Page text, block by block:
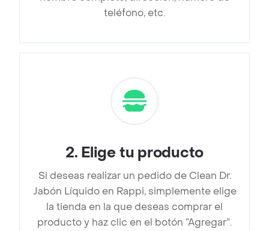
teléfono, etc.
2. Elige tu producto
Si deseas realizar un pedido de Clean Dr.
Jabón Líquido en Rappi, simplemente elige
la tienda en la que deseas comprar el
producto y haz clic en el botón “Agregar”.